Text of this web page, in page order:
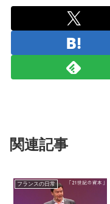
関連記事
フランスの日常